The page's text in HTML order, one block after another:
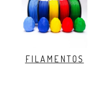
FILAMENTOS